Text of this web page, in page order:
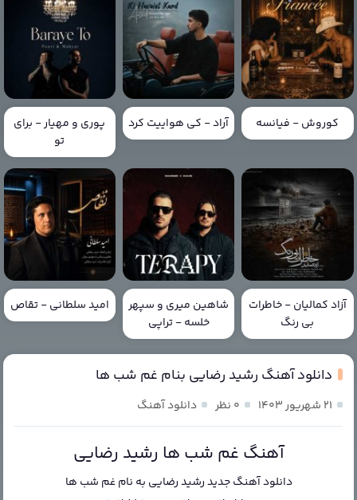
کوروش - فیانسه آراد - کی هواییت کرد
پوری و مهیار - برای
تو
آزاد کمالیان - خاطرات
بی رنگ
شاهین میری و سپهر
خلسه - تراپی
امید سلطانی - تقاص
دانلود آهنگ رشید رضایی بنام غم شب ها
۲۱ شهریور ۱۴۰۳ ۰ نظر دانلود آهنگ
آهنگ غم شب ها رشید رضایی
دانلود آهنگ جدیدرشید رضایی به نامغم شب ها